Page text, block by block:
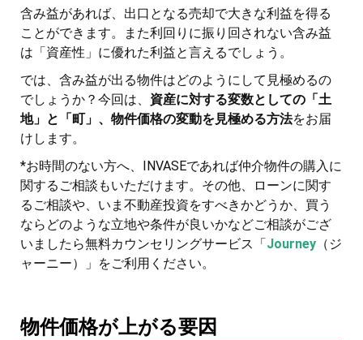
含み益があれば、出口となる売却で大きな利益を得る
ことができます。また利回りに振り回されない含み益
は「資産性」に優れた利益と言えるでしょう。
では、含み益が出る物件はどのようにして見極めるの
でしょうか？今回は、 資産に対する変数としての「土
地」と「町」、物件価格の変動を見極める方法をお届
けします。
*お時間のない方へ、INVASEであれば仲介物件の購入に
関するご相談もいただけます。その他、ローンに関す
るご相談や、いま不動産投資をすべきかどうか、買う
ならどのような立地や条件が良いかなどご相談がござ
いましたら無料カウンセリングサービス「Journey （ジ
ャーニー）」をご利用ください。
物件価格が上がる要因